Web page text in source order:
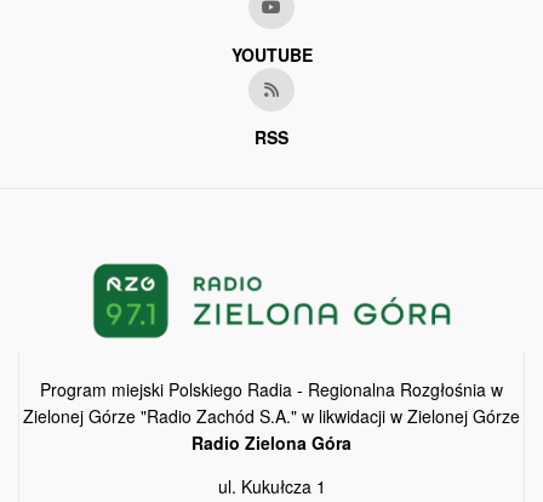
YOUTUBE
RSS
Program miejski Polskiego Radia - Regionalna Rozgłośnia w
Zielonej Górze "Radio Zachód S.A." w likwidacji w Zielonej Górze
Radio Zielona Góra
ul. Kukułcza 1